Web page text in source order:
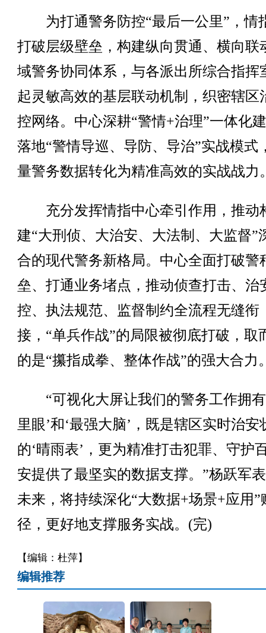
为打通警务防控“最后一公里”，情
打破层级壁垒，构建纵向贯通、横向联
域警务协同体系，与各派出所综合指挥
起灵敏高效的基层联动机制，织密辖区
控网络。中心深耕“警情+治理”一体化
落地“警情导巡、导防、导治”实战模式
量警务数据转化为精准高效的实战战力
充分发挥情指中心牵引作用，推动
建“大刑侦、大治安、大法制、大监督”
合的现代警务新格局。中心全面打破警
垒、打通业务堵点，推动侦查打击、治
控、执法规范、监督制约全流程无缝衔
接，“单兵作战”的局限被彻底打破，取
的是“攥指成拳、整体作战”的强大合力
“可视化大屏让我们的警务工作拥有
里眼’和‘最强大脑’，既是辖区实时治安
的‘晴雨表’，更为精准打击犯罪、守护
安提供了最坚实的数据支撑。”杨跃军
未来，将持续深化“大数据+场景+应用”
径，更好地支撑服务实战。(完)
【编辑：杜萍】
编辑推荐